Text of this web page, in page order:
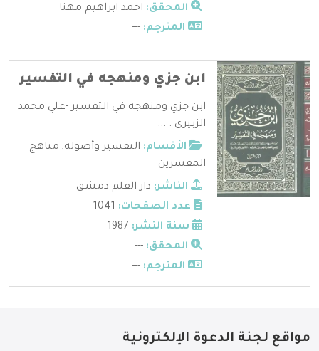
المحقق: احمد ابراهيم مهنا
المترجم: ---
ابن جزي ومنهجه في التفسير
ابن جزي ومنهجه في التفسير -علي محمد
الزبيري . ...
الأقسام: التفسير وأصوله, مناهج
المفسرين
الناشر: دار القلم دمشق
عدد الصفحات:
سنة النشر:
المحقق: ---
المترجم: ---
مواقع لجنة الدعوة الإلكترونية